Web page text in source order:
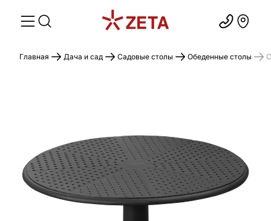
Главная Дача и сад Садовые столы Обеденные столы